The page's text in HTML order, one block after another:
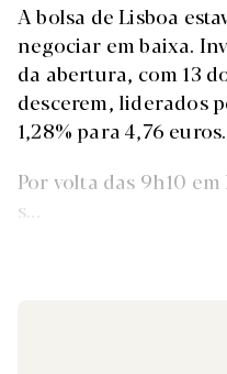
A bolsa de Lisboa
negociar em baixa.
da abertura, com 13
descerem, liderados
1,28% para 4,76
Por volta das 9h10
s...